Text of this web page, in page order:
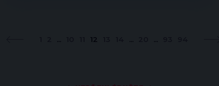
... 12 ... ...